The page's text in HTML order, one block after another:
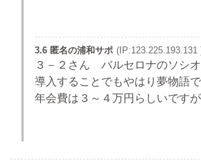
3.6 匿名の浦和サポ (IP:123.225.193.131
３－２さん バルセロナのソシ
導入することでもやはり夢物語
年会費は３～４万円らしいですが